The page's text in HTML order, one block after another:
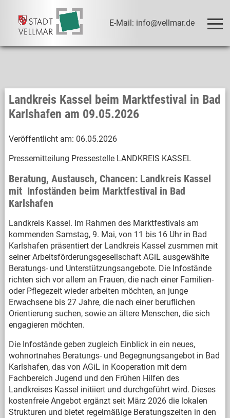
E-Mail: info@vellmar.de
Landkreis Kassel beim Marktfestival in Bad
Karlshafen am 09.05.2026
Veröffentlicht am: 06.05.2026
Pressemitteilung Pressestelle LANDKREIS KASSEL
Beratung, Austausch, Chancen: Landkreis Kassel
mit Infoständen beim Marktfestival in Bad
Karlshafen
Landkreis Kassel. Im Rahmen des Marktfestivals am
kommenden Samstag, 9. Mai, von 11 bis 16 Uhr in Bad
Karlshafen präsentiert der Landkreis Kassel zusmmen mit
seiner Arbeitsförderungsgesellschaft AGiL ausgewählte
Beratungs- und Unterstützungsangebote. Die Infostände
richten sich vor allem an Frauen, die nach einer Familien-
oder Pflegezeit wieder arbeiten möchten, an junge
Erwachsene bis 27 Jahre, die nach einer beruflichen
Orientierung suchen, sowie an ältere Menschen, die sich
engagieren möchten.
Die Infostände geben zugleich Einblick in ein neues,
wohnortnahes Beratungs- und Begegnungsangebot in Bad
Karlshafen, das von AGiL in Kooperation mit dem
Fachbereich Jugend und den Frühen Hilfen des
Landkreises Kassel initiiert und durchgeführt wird. Dieses
kostenfreie Angebot ergänzt seit März 2026 die lokalen
Strukturen und bietet regelmäßige Beratungszeiten in den